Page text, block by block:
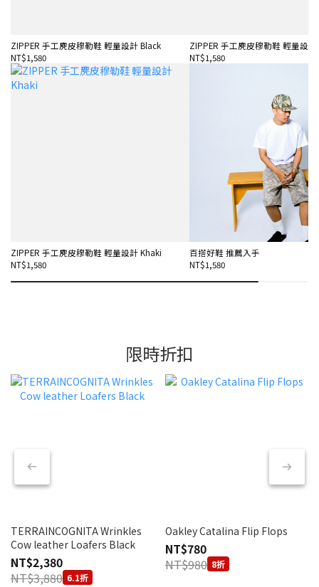
ZIPPER 手工麂皮穆勒鞋 輕量設計 Black
NT$1,580
ZIPPER 手工麂皮穆勒鞋 輕量設
NT$1,580
ZIPPER 手工麂皮穆勒鞋 輕量設計 Khaki
NT$1,580
百搭好鞋 推薦入手
NT$1,580
限時折扣
TERRAINCOGNITA Wrinkles
Cow leather Loafers Black
NT$2,380
NT$3,880 6.1折
Oakley Catalina Flip Flops
NT$780
NT$980 8折